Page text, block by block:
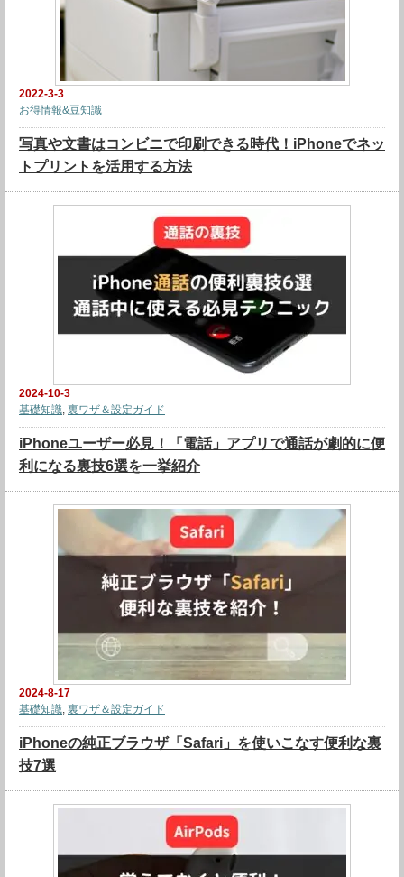
2022-3-3
お得情報&豆知識
写真や文書はコンビニで印刷できる時代！iPhoneでネッ
トプリントを活用する方法
2024-10-3
基礎知識 裏ワザ＆設定ガイド
iPhoneユーザー必見！「電話」アプリで通話が劇的に便
利になる裏技6選を一挙紹介
2024-8-17
基礎知識 裏ワザ＆設定ガイド
iPhoneの純正ブラウザ「Safari」を使いこなす便利な裏
技7選